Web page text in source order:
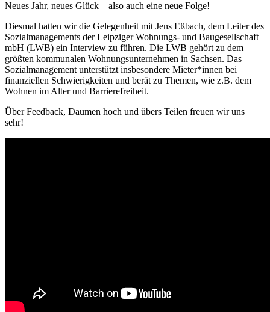
Neues Jahr, neues Glück – also auch eine neue Folge!
Diesmal hatten wir die Gelegenheit mit Jens Eßbach, dem Leiter des
Sozialmanagements der Leipziger Wohnungs- und Baugesellschaft
mbH (LWB) ein Interview zu führen. Die LWB gehört zu dem
größten kommunalen Wohnungsunternehmen in Sachsen. Das
Sozialmanagement unterstützt insbesondere Mieter*innen bei
finanziellen Schwierigkeiten und berät zu Themen, wie z.B. dem
Wohnen im Alter und Barrierefreiheit.
Über Feedback, Daumen hoch und übers Teilen freuen wir uns
sehr!